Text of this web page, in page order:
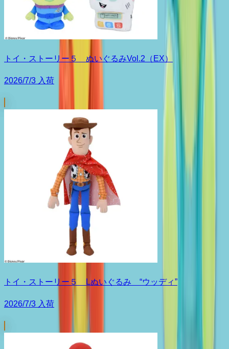
トイ・ストーリー５ ぬいぐるみVol.2（EX）
2026/7/3 入荷
トイ・ストーリー５ Lぬいぐるみ “ウッディ”
2026/7/3 入荷